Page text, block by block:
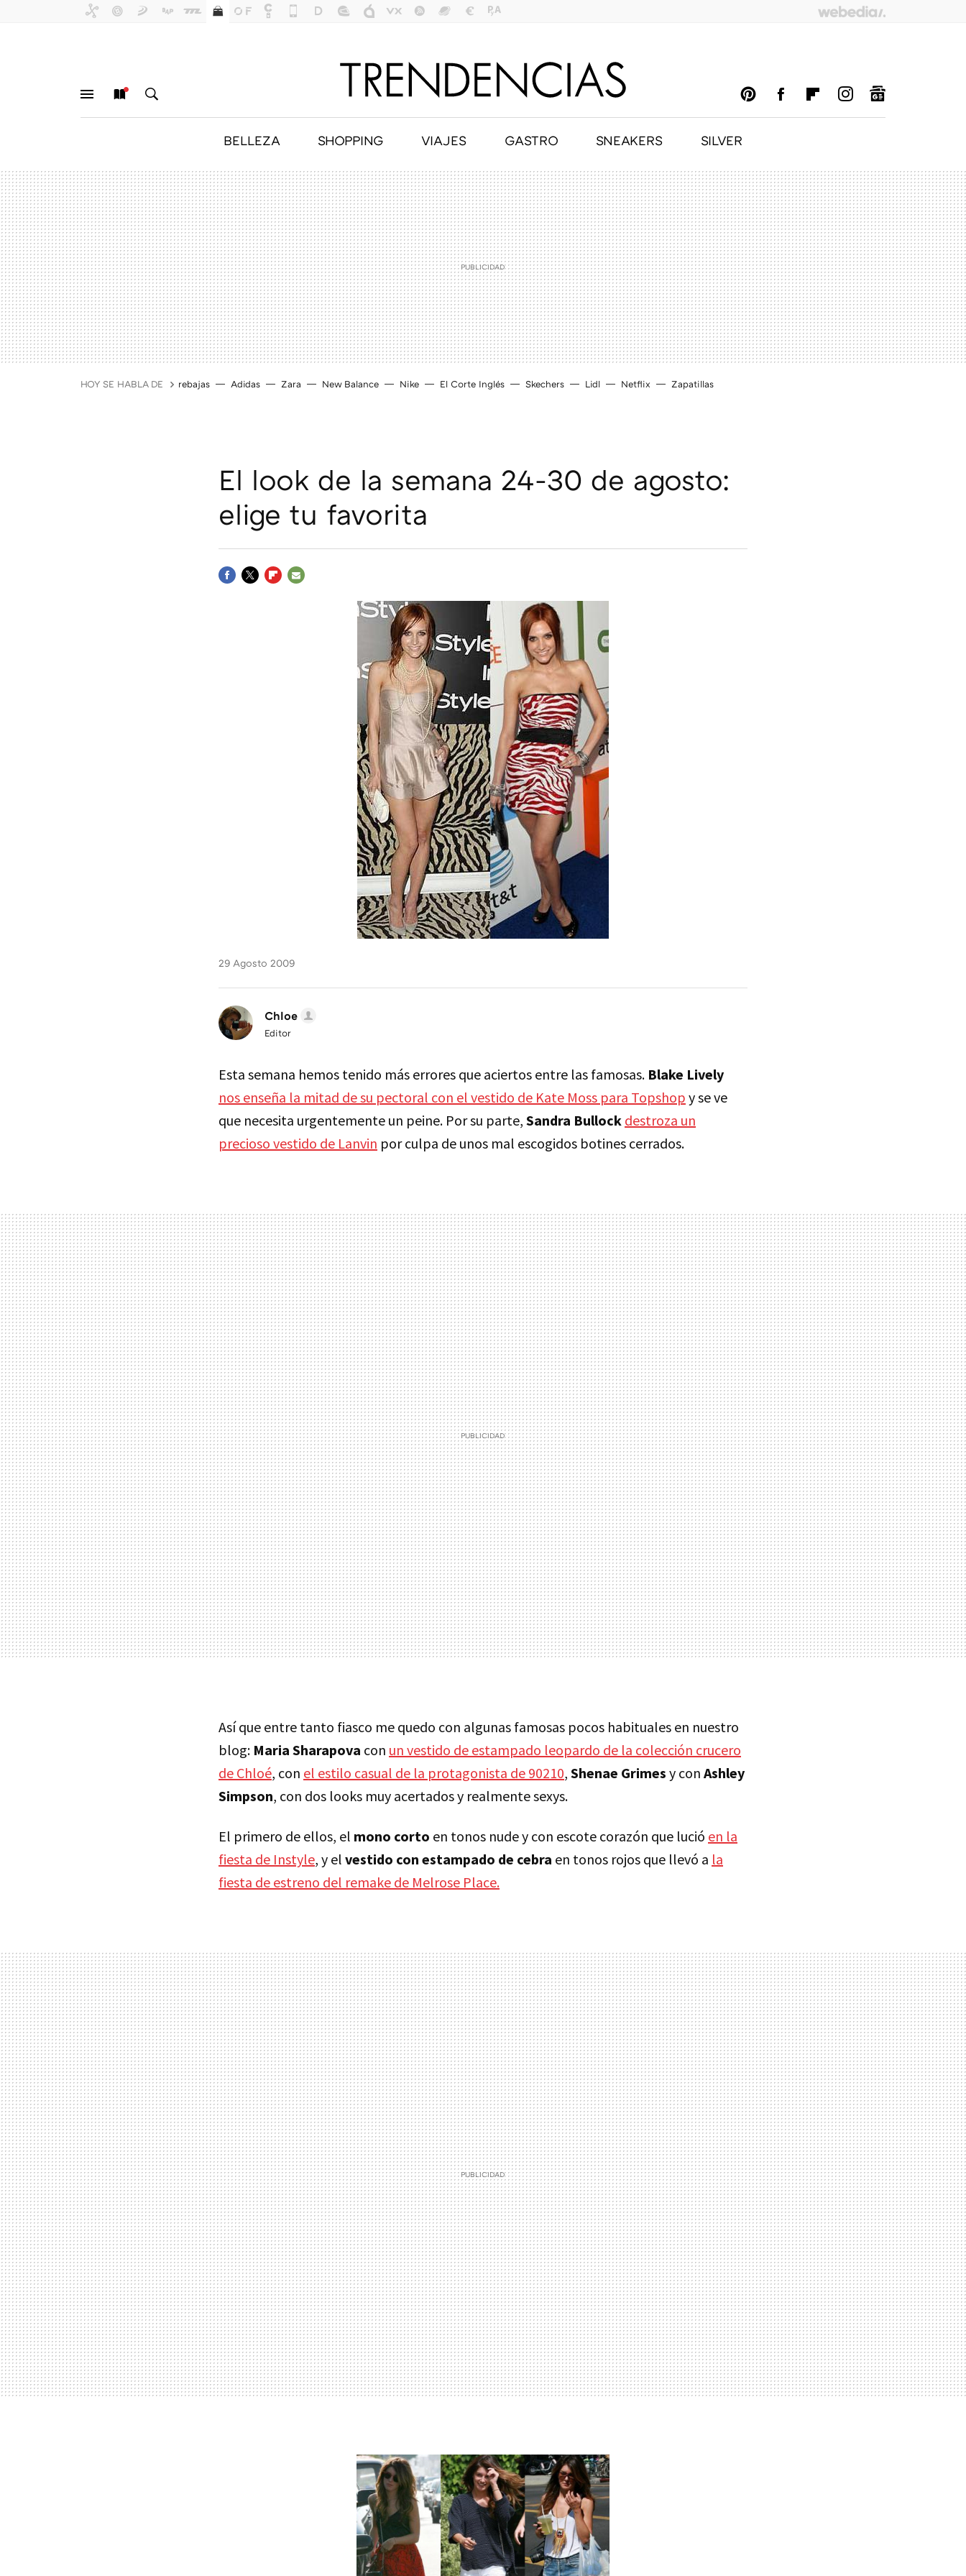
BELLEZA SHOPPING VIAJES GASTRO SNEAKERS SILVER
HOY SE HABLA DE rebajas Adidas Zara New Balance Nike El Corte Inglés Skechers Lidl Netflix Zapatillas
El look de la semana 24-30 de agosto:
elige tu favorita
29 Agosto 2009
Chloe
Editor
Esta semana hemos tenido más errores que aciertos entre las famosas. Blake Lively
nos enseña la mitad de su pectoral con el vestido de Kate Moss para Topshop y se ve
que necesita urgentemente un peine. Por su parte, Sandra Bullock destroza un
precioso vestido de Lanvin por culpa de unos mal escogidos botines cerrados.
Así que entre tanto fiasco me quedo con algunas famosas pocos habituales en nuestro
blog: Maria Sharapova con un vestido de estampado leopardo de la colección crucero
de Chloé, con el estilo casual de la protagonista de 90210, Shenae Grimes y con Ashley
Simpson, con dos looks muy acertados y realmente sexys.
El primero de ellos, el mono corto en tonos nude y con escote corazón que lució en la
fiesta de Instyle, y el vestido con estampado de cebra en tonos rojos que llevó a la
fiesta de estreno del remake de Melrose Place.